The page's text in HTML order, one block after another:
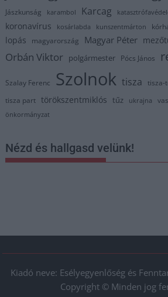
Jászkunság karambol Karcag
koronavírus kosárlabda kunszentmárton
lopás magyarország Magyar Péter
Orbán Viktor polgármester Pócs János
Szalay Ferenc Szolnok tisza tisza-
tisza part törökszentmiklós tűz ukrajna
önkormányzat
Nézd és hallgasd velünk!
Kiadó neve: Esélyegyenlőség és
Copyright © Minden jog